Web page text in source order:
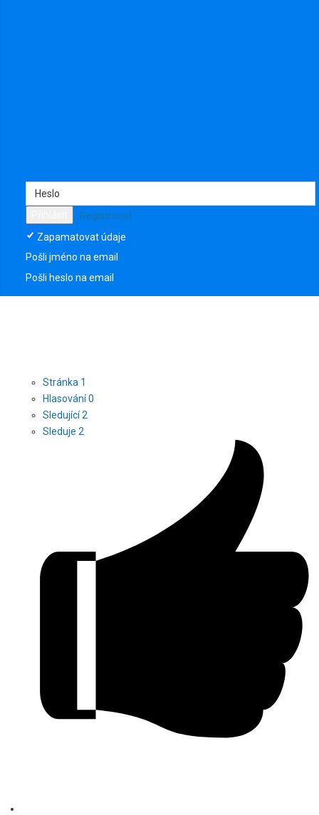
Registrovat
Zapamatovat údaje
Pošli jméno na email
Pošli heslo na email
Stránka 1
Hlasování0
Sledující2
Sleduje 2